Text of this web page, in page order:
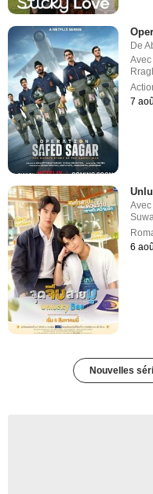
De
Avec
7
Avec
6
Nouvelles